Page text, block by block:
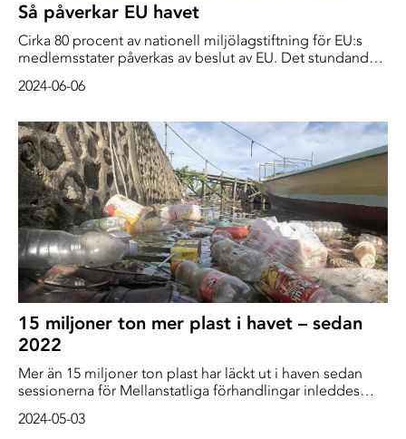
Så påverkar EU havet
Cirka 80 procent av nationell miljölagstiftning för EU:s
medlemsstater påverkas av beslut av EU. Det stundande
valet kan få långsiktiga konsekvenser för havets hälsa,
2024-06-06
15 miljoner ton mer plast i havet – sedan
2022
Mer än 15 miljoner ton plast har läckt ut i haven sedan
sessionerna för Mellanstatliga förhandlingar inleddes
avgörande tidpunkt i utvecklingen av ett globalt
2024-05-03